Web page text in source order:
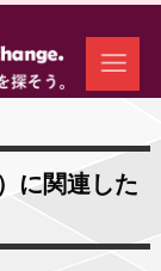
に関連した